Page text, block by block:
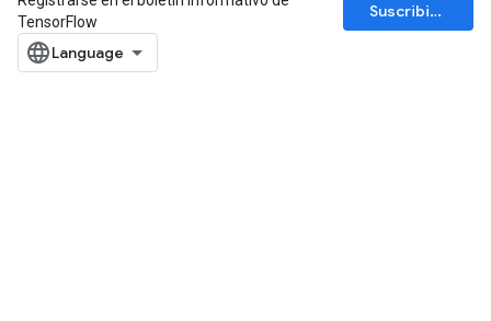
TensorFlow
Suscribirse